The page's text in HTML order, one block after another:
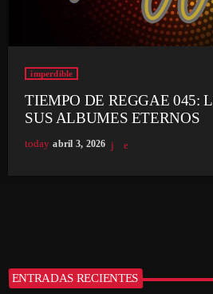
imperdible
TIEMPO DE REGGAE 045:
SUS ALBUMES ETERNOS
today abril 3, 2026
ENTRADAS RECIENTES